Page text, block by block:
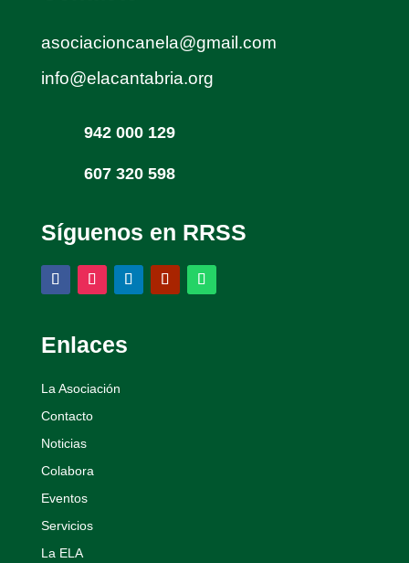
asociacioncanela@gmail.com
info@elacantabria.org
942 000 129
607 320 598
Síguenos en RRSS
Enlaces
La Asociación
Contacto
Noticias
Colabora
Eventos
Servicios
La ELA